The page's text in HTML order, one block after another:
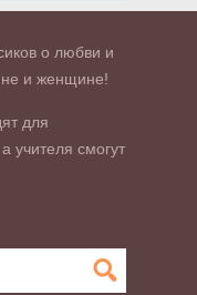
о любви и
и женщине!
для
учителя смогут